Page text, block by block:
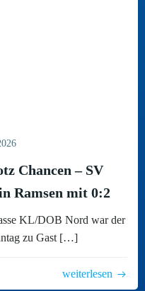
Chancen – SV
Ramsen mit 0:2
KL/DOB Nord war der
zu Gast […]
weiterlesen